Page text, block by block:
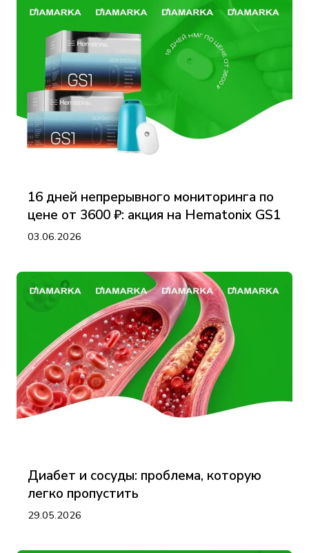
16 дней непрерывного мониторинга по
цене от 3600 ₽: акция на Hematonix GS1
03.06.2026
Диабет и сосуды: проблема, которую
легко пропустить
29.05.2026